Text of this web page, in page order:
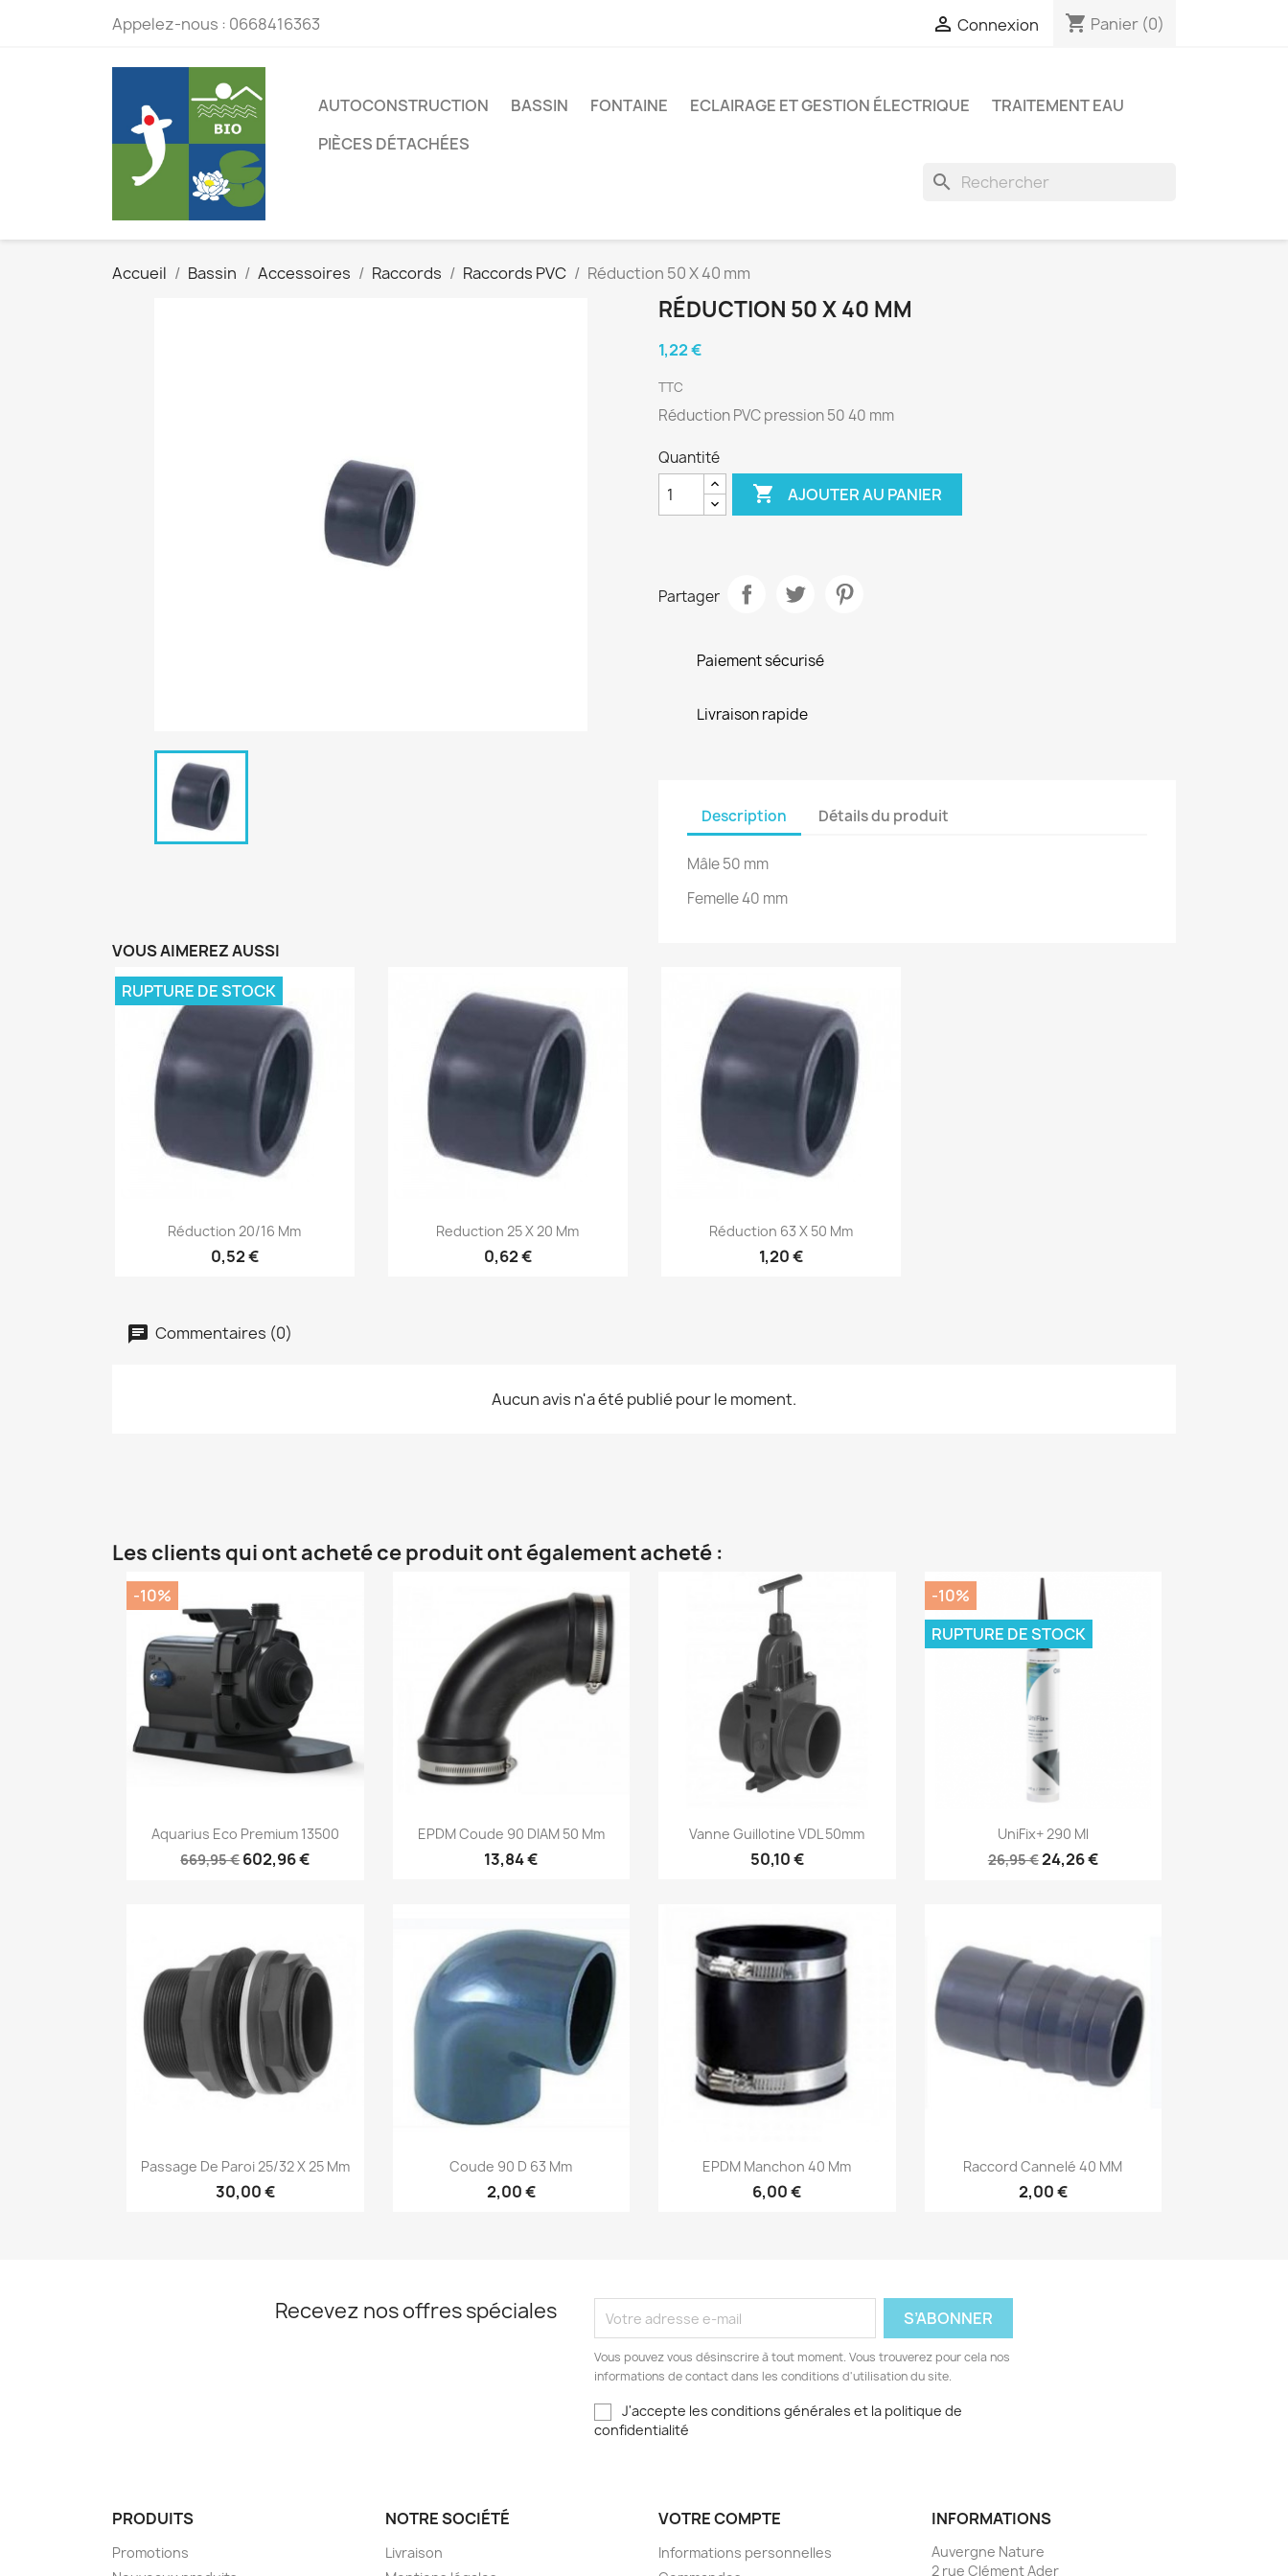
Appelez-nous : 0668416363  Connexion shopping_cart Panier (0)
AUTOCONSTRUCTION BASSIN FONTAINE ECLAIRAGE ET GESTION ÉLECTRIQUE
TRAITEMENT EAU
PIÈCES DÉTACHÉES
search
Accueil Bassin Accessoires Raccords Raccords PVC Réduction 50 X 40 mm
RÉDUCTION 50 X 40 MM
1,22 €
TTC
Réduction PVC pression 50 40 mm
Quantité
 AJOUTER AU PANIER
Partager
Paiement sécurisé
Livraison rapide
Description Détails du produit
Mâle 50 mm
Femelle 40 mm
VOUS AIMEREZ AUSSI
Aperçu rapide
Réduction 20/16 Mm
0,52 €
RUPTURE DE STOCK
Aperçu rapide
Reduction 25 X 20 Mm
0,62 €
Aperçu rapide
Réduction 63 X 50 Mm
1,20 €
Commentaires (0)
Aucun avis n'a été publié pour le moment.
Les clients qui ont acheté ce produit ont également acheté :
Aperçu rapide
Aquarius Eco Premium 13500
669,95 €602,96 €
-10%
Aperçu rapide
EPDM Coude 90 DIAM 50 Mm
13,84 €
Aperçu rapide
Vanne Guillotine VDL 50mm
50,10 €
 Aperçu rapide
UniFix+ 290 Ml
26,95 €24,26 €
-10%
RUPTURE DE STOCK
Aperçu rapide
Passage De Paroi 25/32 X 25 Mm
30,00 €
Aperçu rapide
Coude 90 D 63 Mm
2,00 €
Aperçu rapide
EPDM Manchon 40 Mm
6,00 €
Aperçu rapide
Raccord Cannelé 40 MM
2,00 €
Recevez nos offres spéciales
Vous pouvez vous désinscrire à tout moment. Vous trouverez pour cela nos
informations de contact dans les conditions d'utilisation du site.
J'accepte les conditions générales et la politique de
confidentialité
PRODUITS
Promotions
NOTRE SOCIÉTÉ
Livraison
VOTRE COMPTE
Informations personnelles
INFORMATIONS
Auvergne Nature
2 rue Clément Ader